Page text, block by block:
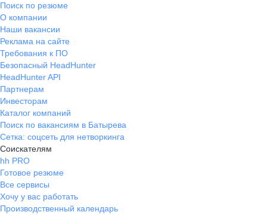
Поиск по резюме
О компании
Наши вакансии
Реклама на сайте
Требования к ПО
Безопасный HeadHunter
HeadHunter API
Партнерам
Инвесторам
Каталог компаний
Поиск по вакансиям в Батырева
Сетка: соцсеть для нетворкинга
Соискателям
hh PRO
Готовое резюме
Все сервисы
Хочу у вас работать
Производственный календарь